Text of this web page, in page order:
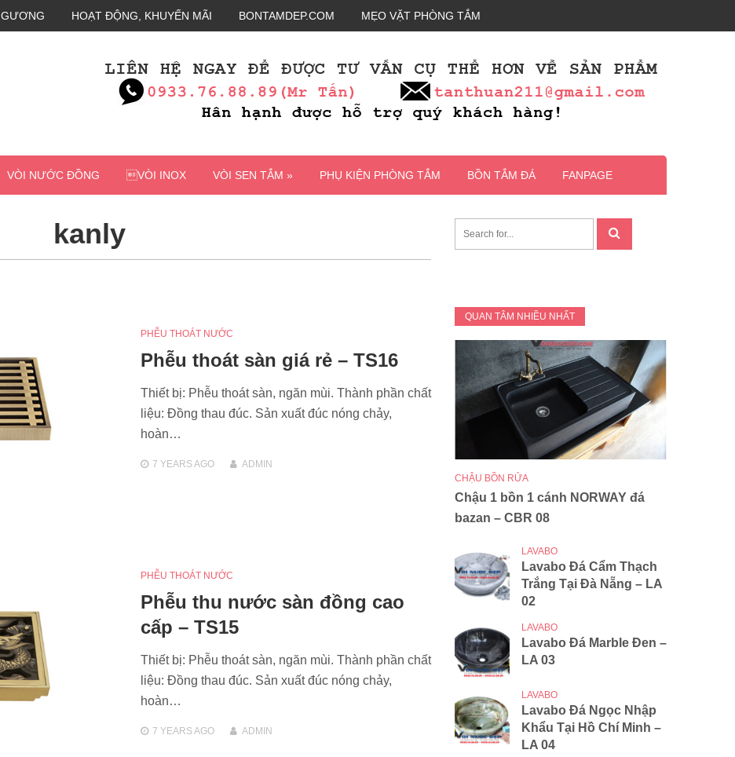
GƯƠNG HOẠT ĐỘNG, KHUYẾN MÃI BONTAMDEP.COM MẸO VẶT PHÒNG TẮM
VÒI NƯỚC ĐỒNG VÒI INOX VÒI SEN TẮM » PHỤ KIỆN PHÒNG TẮM BỒN TẮM ĐÁ FANPAGE
kanly
PHỄU THOÁT NƯỚC
Phễu thoát sàn giá rẻ – TS16
Thiết bị: Phễu thoát sàn, ngăn mùi. Thành phần chất
liệu: Đồng thau đúc. Sản xuất đúc nóng chảy,
hoàn…
7 YEARSAGO ADMIN
PHỄU THOÁT NƯỚC
Phễu thu nước sàn đồng cao
cấp – TS15
Thiết bị: Phễu thoát sàn, ngăn mùi. Thành phần chất
liệu: Đồng thau đúc. Sản xuất đúc nóng chảy,
hoàn…
7 YEARSAGO ADMIN
QUAN TÂM NHIỀU NHẤT
CHẬU BỒN RỬA
Chậu 1 bồn 1 cánh NORWAY đá
bazan – CBR 08
LAVABO
Lavabo Đá Cẩm Thạch
Trắng Tại Đà Nẵng – LA
02
LAVABO
Lavabo Đá Marble Đen –
LA 03
LAVABO
Lavabo Đá Ngọc Nhập
Khẩu Tại Hồ Chí Minh –
LA 04